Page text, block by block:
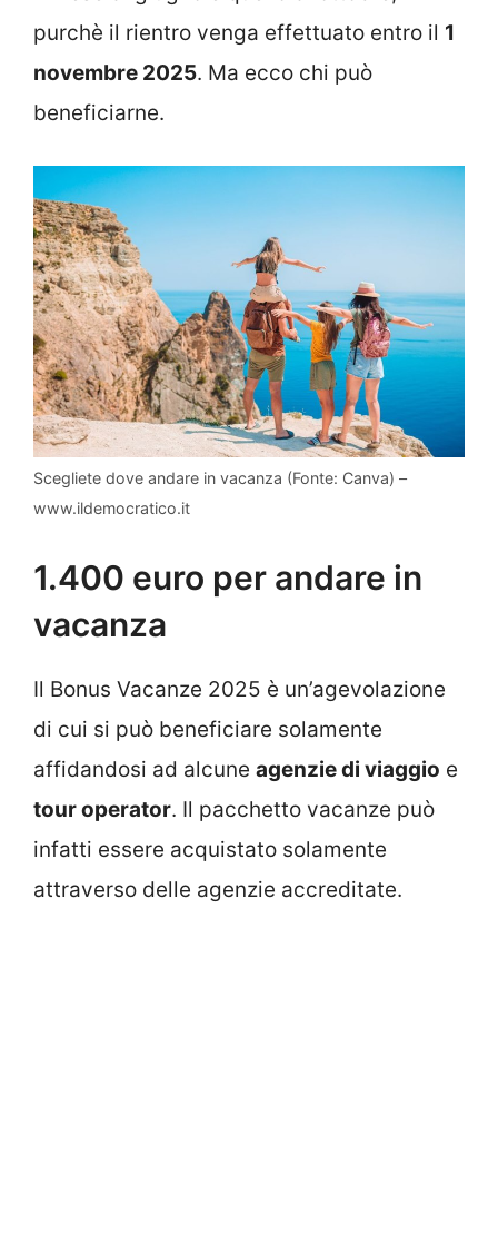
purchè il rientro venga effettuato entro il 1
novembre 2025. Ma ecco chi può
beneficiarne.
Scegliete dove andare in vacanza (Fonte: Canva) –
www.ildemocratico.it
1.400 euro per andare in
vacanza
Il Bonus Vacanze 2025 è un’agevolazione
di cui si può beneficiare solamente
affidandosi ad alcune agenzie di viaggio e
tour operator. Il pacchetto vacanze può
infatti essere acquistato solamente
attraverso delle agenzie accreditate.